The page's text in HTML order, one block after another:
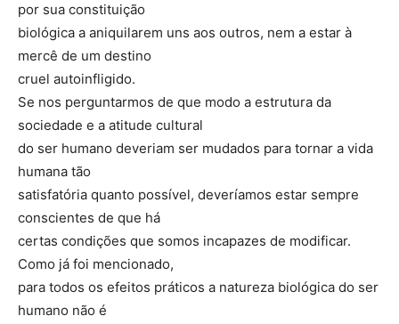
por sua constituição
biológica a aniquilarem uns aos outros, nem a estar à
mercê de um destino
cruel autoinfligido.
Se nos perguntarmos de que modo a estrutura da
sociedade e a atitude cultural
do ser humano deveriam ser mudados para tornar a vida
humana tão
satisfatória quanto possível, deveríamos estar sempre
conscientes de que há
certas condições que somos incapazes de modificar.
Como já foi mencionado,
para todos os efeitos práticos a natureza biológica do ser
humano não é